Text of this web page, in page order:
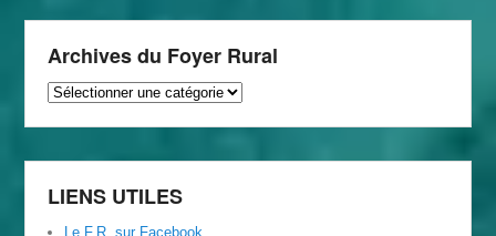
Archives du Foyer Rural
Archives
Rural
LIENS UTILES
Le F.R. sur Facebook